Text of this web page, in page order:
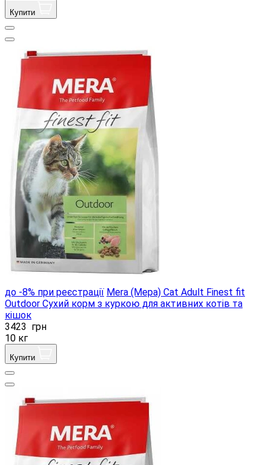
Купити
до -8% при реєстрації Mera (Мера) Cat Adult Finest fit
Outdoor Сухий корм з куркою для активних котів та
кішок
3423 грн
10 кг
Купити